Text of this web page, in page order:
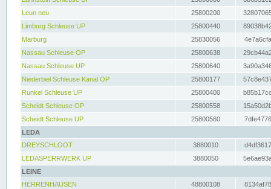
Leun neu
25800200
Limburg Schleuse UP
25800440
Marburg
25830056
Nassau Schleuse OP
25800638
Nassau Schleuse UP
25800640
Niederbiel Schleuse Kanal OP
25800177
Runkel Schleuse UP
25800400
Scheidt Schleuse OP
25800558
Scheidt Schleuse UP
25800560
LEDA
DREYSCHLOOT
3880010
LEDASPERRWERK UP
3880050
LEINE
HERRENHAUSEN
48800108